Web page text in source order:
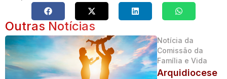
Outras Notícias
Notícia da
Comissão da
Família e Vida
Arquidiocese